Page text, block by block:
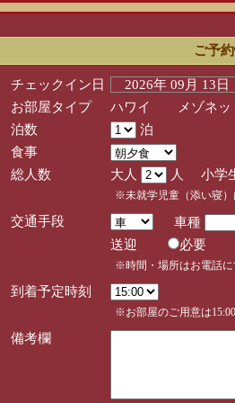
ご予
チェックイン日
2026年 09月 13日
お部屋タイプ
ハワイ メゾネット
泊数
泊
食事
総人数
大人 人 小学
※未就学児童（添い寝）
交通手段
車種
送迎
必要
※時間・場所はお電話に
到着予定時刻
※お部屋のご用意は
備考欄